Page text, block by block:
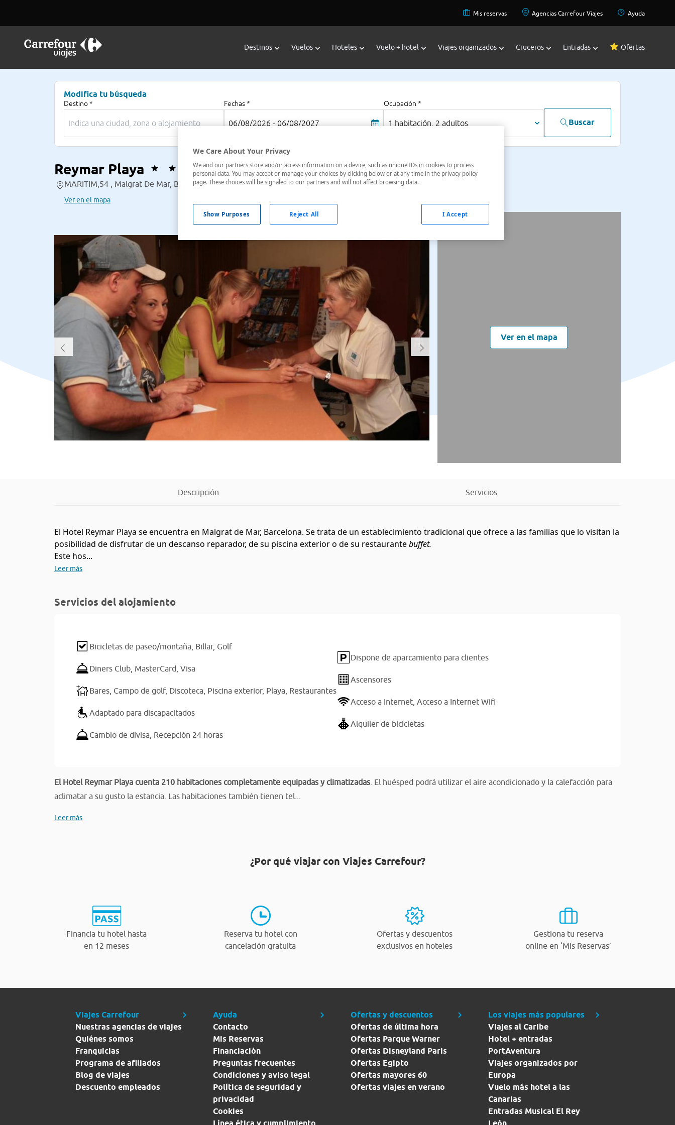
Mis reservas Agencias Carrefour Viajes Ayuda
Destinos Vuelos Hoteles Vuelo + hotel Viajes organizados Cruceros Entradas Ofertas
Modifica tu búsqueda
Destino * Fechas *
06/08/2026 - 06/08/2027
Ocupación *
1 habitación, 2 adultos Buscar
Reymar Playa
MARITIM,54 , Malgrat De Mar, Barcelona, España
Ver en el mapa
Ver en el mapa
Descripción Servicios
El Hotel Reymar Playa se encuentra en Malgrat de Mar, Barcelona. Se trata de un establecimiento tradicional que ofrece a las familias que lo visitan la
posibilidad de disfrutar de un descanso reparador, de su piscina exterior o de su restaurantebuffet.
Este hos...
Leer más
Servicios del alojamiento
Bicicletas de paseo/montaña, Billar, Golf
Diners Club, MasterCard, Visa
Bares, Campo de golf, Discoteca, Piscina exterior, Playa, Restaurantes
Adaptado para discapacitados
Cambio de divisa, Recepción 24 horas
Dispone de aparcamiento para clientes
Ascensores
Acceso a Internet, Acceso a Internet Wifi
Alquiler de bicicletas
El Hotel Reymar Playa cuenta 210 habitaciones completamente equipadas y climatizadas . El huésped podrá utilizar el aire acondicionado y la calefacción para
aclimatar a su gusto la estancia. Las habitaciones también tienen tel...
Leer más
¿Por qué viajar con Viajes Carrefour?
Financia tu hotel hasta
en 12 meses
Reserva tu hotel con
cancelación gratuita
Ofertas y descuentos
exclusivos en hoteles
Gestiona tu reserva
online en ‘Mis Reservas’
Viajes Carrefour
Nuestras agencias de viajes
Quiénes somos
Franquicias
Programa de afiliados
Blog de viajes
Descuento empleados
Ayuda
Contacto
Mis Reservas
Financiación
Preguntas frecuentes
Condiciones y aviso legal
Política de seguridad y
privacidad
Cookies
Ofertas y descuentos
Ofertas de última hora
Ofertas Parque Warner
Ofertas Disneyland Paris
Ofertas Egipto
Ofertas mayores 60
Ofertas viajes en verano
Los viajes más populares
Viajes al Caribe
Hotel + entradas
PortAventura
Viajes organizados por
Europa
Vuelo más hotel a las
Canarias
Entradas Musical El Rey
We Care About Your Privacy
We and our partners store and/or access information on a device, such as unique IDs in cookies to process
personal data. You may accept or manage your choices by clicking below or at any time in the privacy policy
page. These choices will be signaled to our partners and will not affect browsing data.
Show Purposes Reject All I Accept